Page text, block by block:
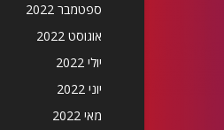
ספטמבר 2022
אוגוסט 2022
יולי 2022
יוני 2022
מאי 2022